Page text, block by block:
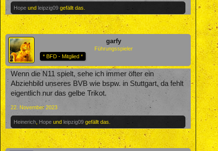
Hope und leipzig09 gefällt das.
garfy
Führungsspieler
* BFD - Mitglied *
Wenn die N11 spielt, sehe ich immer öfter ein
Abziehbild unseres BVB wie bspw. in Stuttgart, da fehlt
eigentlich nur das gelbe Trikot.
22. November 2023
Heinerich Hope und leipzig09 gefällt das.